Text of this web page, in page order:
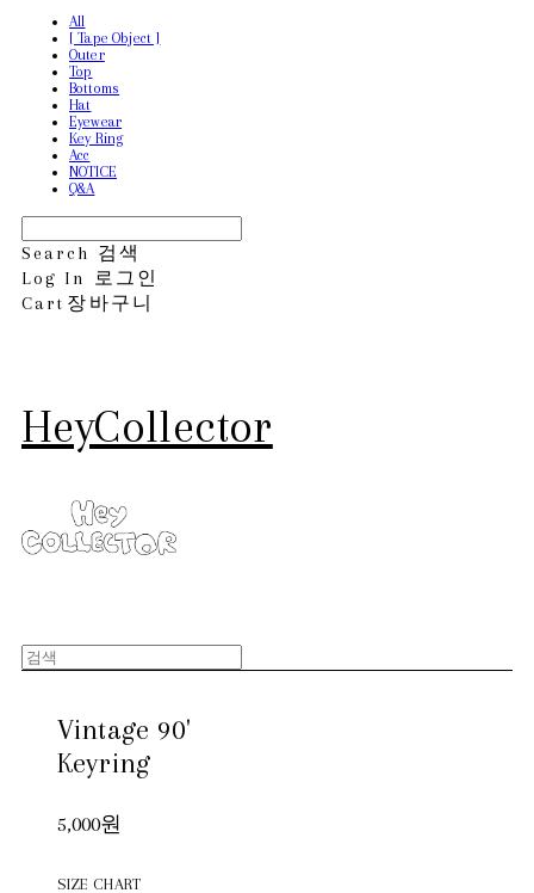
All
[ Tape Object ]
Outer
Top
Bottoms
Hat
Eyewear
Key Ring
Acc
NOTICE
Q&A
Search 검색
Log In
로그인
Cart 장바구니
HeyCollector
Vintage 90'
Keyring
5,000원
SIZE CHART